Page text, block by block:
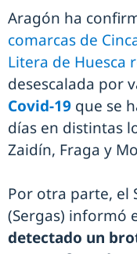
Aragón ha
comarcas de
Litera de Huesca
desescalada por
Covid-19 que se
días en distintas
Zaidín, Fraga y
Por otra parte, el
(Sergas) informó
detectado un